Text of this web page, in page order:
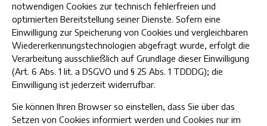
notwendigen Cookies zur technisch fehlerfreien und
optimierten Bereitstellung seiner Dienste. Sofern eine
Einwilligung zur Speicherung von Cookies und vergleichbaren
Wiedererkennungstechnologien abgefragt wurde, erfolgt die
Verarbeitung ausschließlich auf Grundlage dieser Einwilligung
(Art. 6 Abs. 1 lit. a DSGVO und § 25 Abs. 1 TDDDG); die
Einwilligung ist jederzeit widerrufbar.
Sie können Ihren Browser so einstellen, dass Sie über das
Setzen von Cookies informiert werden und Cookies nur im